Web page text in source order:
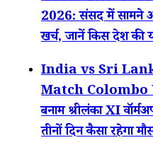
2026: संसद में सामने
खर्च, जानें किस देश की
India vs Sri
Match Colombo
बनाम श्रीलंका XI
तीनों दिन कैसा रहेगा